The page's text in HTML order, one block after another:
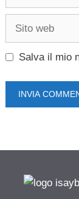
Sito
Salva il mio